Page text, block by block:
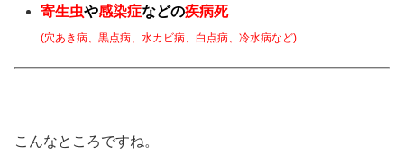
寄生虫や感染症などの疾病死
(穴あき病、黒点病、水カビ病、白点病、冷水病など)
こんなところですね。